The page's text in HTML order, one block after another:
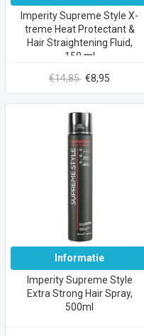
Imperity Supreme Style X-
treme Heat Protectant &
Hair Straightening Fluid,
150 ml
€14,85 €8,95
Informatie
Imperity Supreme Style
Extra Strong Hair Spray,
500ml